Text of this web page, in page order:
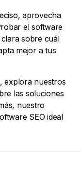
aprovecha
el software
sobre cuál
mejor a tus
explora nuestros
las soluciones
nuestro
SEO ideal